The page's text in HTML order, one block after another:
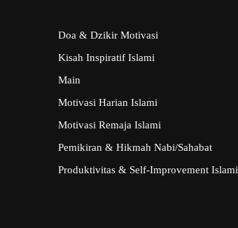
Doa & Dzikir Motivasi
Kisah Inspiratif Islami
Main
Motivasi Harian Islami
Motivasi Remaja Islami
Pemikiran & Hikmah Nabi/Sahabat
Produktivitas & Self-Improvement Islami